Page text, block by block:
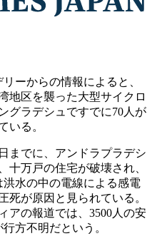
ーからの情報によると、
地区を襲った大型サイクロ
グラデシュですでに70人が
いる。
までに、アンドラプラデシ
十万戸の住宅が破壊され、
水の中の電線による感電
死が原因と見られている。
アの報道では、3500人の安
方不明だという。